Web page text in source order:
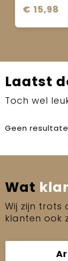
€ 15,98
Laatst
Toch wel
Geen
Wat
Wij zijn trots
klanten ook